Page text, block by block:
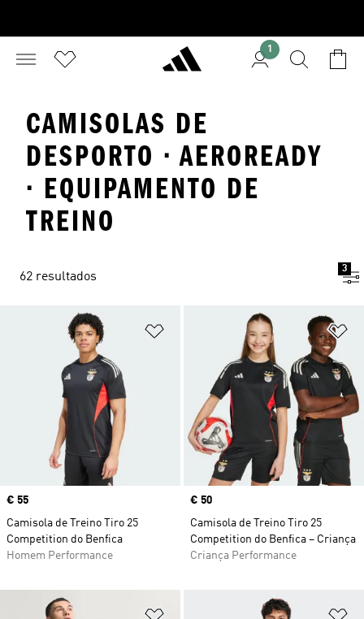
1
CAMISOLAS DE
DESPORTO · AEROREADY
· EQUIPAMENTO DE
TREINO
62 resultados
3
Adicionar à Lista de Desejos
Price
€ 55
Camisola de Treino Tiro 25
Competition do Benfica
Homem Performance
Price
€ 50
Camisola de Treino Tiro 25
Competition do Benfica – Criança
Criança Performance
Adicionar à Lista de Desejos